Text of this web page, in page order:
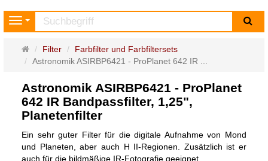
Navigation
Startseite
Filter
Farbfilter und Farbfiltersets
Astronomik ASIRBP6421 - ProPlanet 642 IR ...
Astronomik ASIRBP6421 - ProPlanet
642 IR Bandpassfilter, 1,25",
Planetenfilter
Ein sehr guter Filter für die digitale Aufnahme von Mond
und Planeten, aber auch H II-Regionen. Zusätzlich ist er
auch für die bildmäßige IR-Fotografie geeignet.